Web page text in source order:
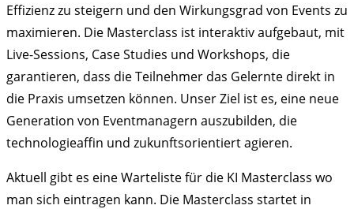
Effizienz zu steigern und den Wirkungsgrad von Events zu
maximieren. Die Masterclass ist interaktiv aufgebaut, mit
Live-Sessions, Case Studies und Workshops, die
garantieren, dass die Teilnehmer das Gelernte direkt in
die Praxis umsetzen können. Unser Ziel ist es, eine neue
Generation von Eventmanagern auszubilden, die
technologieaffin und zukunftsorientiert agieren.
Aktuell gibt es eine Warteliste für die KI Masterclass wo
man sich eintragen kann. Die Masterclass startet in